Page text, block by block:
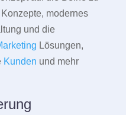
modernes
und die
Lösungen,
Kunden und mehr